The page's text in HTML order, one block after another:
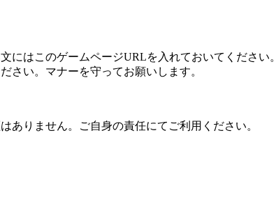
にはこのゲームページURLを入れておいてください。
さい。マナーを守ってお願いします。
ありません。ご自身の責任にてご利用ください。